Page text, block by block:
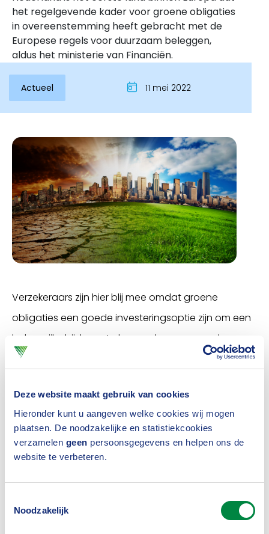
Deze website maakt gebruik van cookies
Hieronder kunt u aangeven welke cookies wij mogen
plaatsen. De noodzakelijke en statistiekcookies
verzamelen geen persoonsgegevens en helpen ons de
website te verbeteren.
Noodzakelijk
Inloggen
het regelgevende kader voor groene obligaties
in overeenstemming heeft gebracht met de
Europese regels voor duurzaam beleggen,
aldus het ministerie van Financiën.
Actueel 11 mei 2022
Verzekeraars zijn hier blij mee omdat groene
obligaties een goede investeringsoptie zijn om een
belangrijke bijdrage te kunnen leveren aan de
Europese klimaatdoelen.
Nederland sluit aan bij EU taxonomie
De wijzigingen zorgen ervoor dat het Nederlandse
regelgevende kader voor groene obligaties volledig
aansluit bij de zogeheten EU-taxonomie. Dit is een
investeringen. Het Verbond pleit daarbij voor